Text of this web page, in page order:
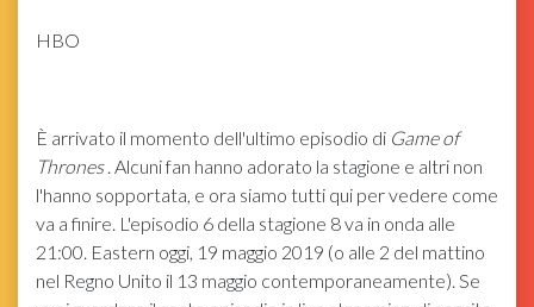
HBO
È arrivato il momento dell'ultimo episodio di Game of
Thrones. Alcuni fan hanno adorato la stagione e altri non
l'hanno sopportata, e ora siamo tutti qui per vedere come
va a finire. L'episodio 6 della stagione 8 va in onda alle
21:00. Eastern oggi, 19 maggio 2019 (o alle 2 del mattino
nel Regno Unito il 13 maggio contemporaneamente). Se